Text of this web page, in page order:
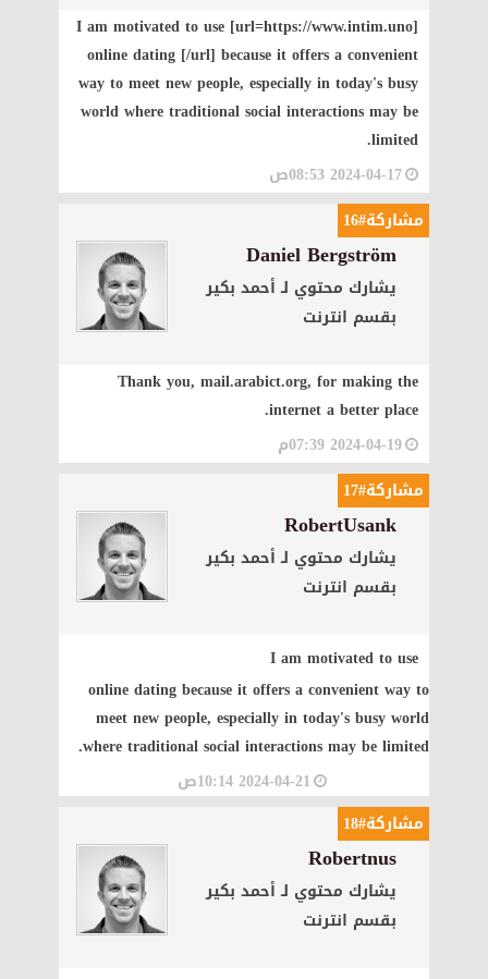
I am motivated to use [url=https://www.intim.uno]
online dating [/url] because it offers a convenient
way to meet new people, especially in today's busy
world where traditional social interactions may be
limited.
2024-04-17 08:53ص
مشاركة#16
Daniel Bergström
يشارك محتوي لـ أحمد بكير
بقسم انترنت
Thank you, mail.arabict.org, for making the
internet a better place.
2024-04-19 07:39م
مشاركة#17
RobertUsank
يشارك محتوي لـ أحمد بكير
بقسم انترنت
I am motivated to use
online datingbecause it offers a convenient way to
meet new people, especially in today's busy world
where traditional social interactions may be limited.
2024-04-21 10:14ص
مشاركة#18
Robertnus
يشارك محتوي لـ أحمد بكير
بقسم انترنت